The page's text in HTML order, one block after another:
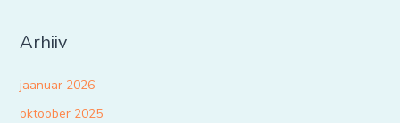
Arhiiv
jaanuar 2026
oktoober 2025